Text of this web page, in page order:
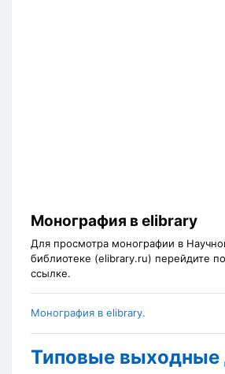
Монография в elibrary
Для просмотра монографии в
библиотеке (elibrary.ru) перейдите
ссылке.
Монография в elibrary.
Типовые выходные